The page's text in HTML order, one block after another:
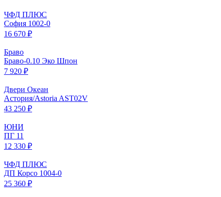
ЧФД ПЛЮС
София 1002-0
16 670 ₽
Браво
Браво-0.10 Эко Шпон
7 920 ₽
Двери Океан
Астория/Astoria AST02V
43 250 ₽
ЮНИ
ПГ 11
12 330 ₽
ЧФД ПЛЮС
ДП Корсо 1004-0
25 360 ₽